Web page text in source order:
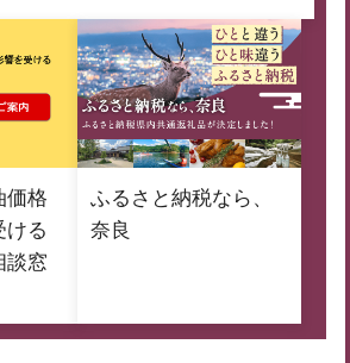
価格
ける
談窓
ふるさと納税なら、
奈良